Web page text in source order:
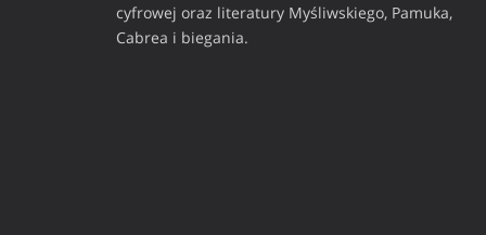
cyfrowej oraz literatury Myśliwskiego, Pamuka,
Cabrea i biegania.